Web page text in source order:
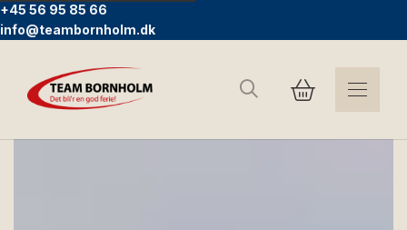
+45 56 95 85 66
info@teambornholm.dk
Sök